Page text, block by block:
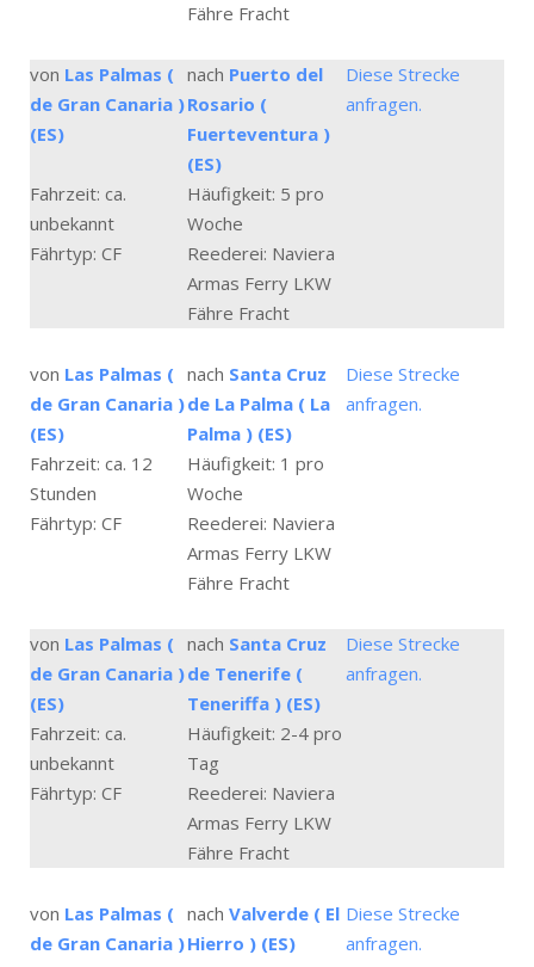
Fähre Fracht
von Las Palmas (
de Gran Canaria )
(ES)
nach Puerto del
Rosario (
Fuerteventura )
(ES)
Diese Strecke
anfragen.
Fahrzeit: ca.
unbekannt
Häufigkeit: 5 pro
Woche
Fährtyp: CF
Reederei: Naviera
Armas Ferry LKW
Fähre Fracht
von Las Palmas (
de Gran Canaria )
(ES)
nach Santa Cruz
de La Palma ( La
Palma ) (ES)
Diese Strecke
anfragen.
Fahrzeit: ca. 12
Stunden
Häufigkeit: 1 pro
Woche
Fährtyp: CF
Reederei: Naviera
Armas Ferry LKW
Fähre Fracht
von Las Palmas (
de Gran Canaria )
(ES)
nach Santa Cruz
de Tenerife (
Teneriffa ) (ES)
Diese Strecke
anfragen.
Fahrzeit: ca.
unbekannt
Häufigkeit: 2-4 pro
Tag
Fährtyp: CF
Reederei: Naviera
Armas Ferry LKW
Fähre Fracht
von Las Palmas (
de Gran Canaria )
nach Valverde ( El
Hierro ) (ES)
Diese Strecke
anfragen.